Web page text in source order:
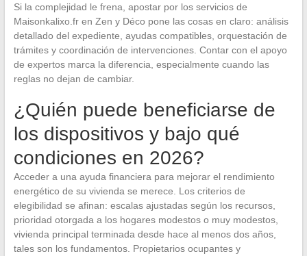
Si la complejidad le frena, apostar por los servicios de
Maisonkalixo.fr en Zen y Déco pone las cosas en claro: análisis
detallado del expediente, ayudas compatibles, orquestación de
trámites y coordinación de intervenciones. Contar con el apoyo
de expertos marca la diferencia, especialmente cuando las
reglas no dejan de cambiar.
¿Quién puede beneficiarse de
los dispositivos y bajo qué
condiciones en 2026?
Acceder a una ayuda financiera para mejorar el rendimiento
energético de su vivienda se merece. Los criterios de
elegibilidad se afinan: escalas ajustadas según los recursos,
prioridad otorgada a los hogares modestos o muy modestos,
vivienda principal terminada desde hace al menos dos años,
tales son los fundamentos. Propietarios ocupantes y